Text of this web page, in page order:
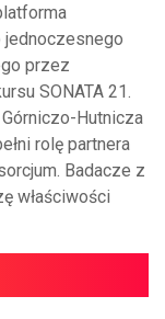
jednoczesnego
przez
SONATA 21.
Hutnicza
rolę partnera
Badacze z
właściwości